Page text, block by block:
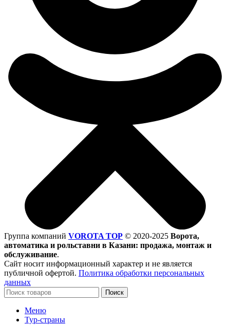
Группа компаний VOROTA TOP © 2020-2025 Ворота,
автоматика и рольставни в Казани: продажа, монтаж и
обслуживание.
Сайт носит информационный характер и не является
публичной офертой. Политика обработки персональных
данных
Поиск
Меню
Тур-страны